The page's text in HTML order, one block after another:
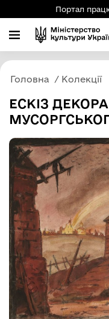
Портал
Головна Колекції
ЕСКІЗ